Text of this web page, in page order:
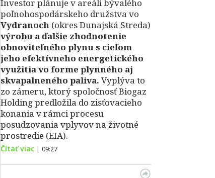
Investor plánuje v areáli bývalého
poľnohospodárskeho družstva vo
Vydranoch (okres Dunajská Streda)
výrobu a ďalšie zhodnotenie
obnoviteľného plynu s cieľom
jeho efektívneho energetického
využitia vo forme plynného aj
skvapalneného paliva. Vyplýva to
zo zámeru, ktorý spoločnosť Biogaz
Holding predložila do zisťovacieho
konania v rámci procesu
posudzovania vplyvov na životné
prostredie (EIA).
Čítať viac | 09:27